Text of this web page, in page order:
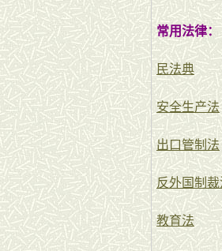
常用法律：
民法典
安全生产法
出口管制法
反外国制裁
教育法